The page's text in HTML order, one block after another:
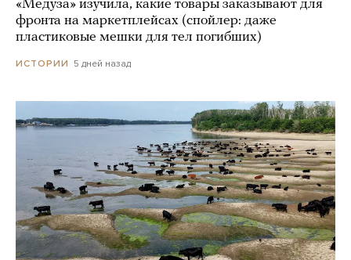
«Медуза» изучила, какие товары заказывают для
фронта на маркетплейсах (спойлер: даже
пластиковые мешки для тел погибших)
ИСТОРИИ 5 дней назад